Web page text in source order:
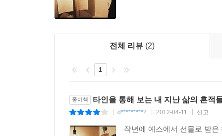
전체 리뷰 (2)
1
종이책 타인을 통해 보는 내 지난 삶의 흔적
d*********2 2012-04-11 신고
작년에 예스에서 선물로 받